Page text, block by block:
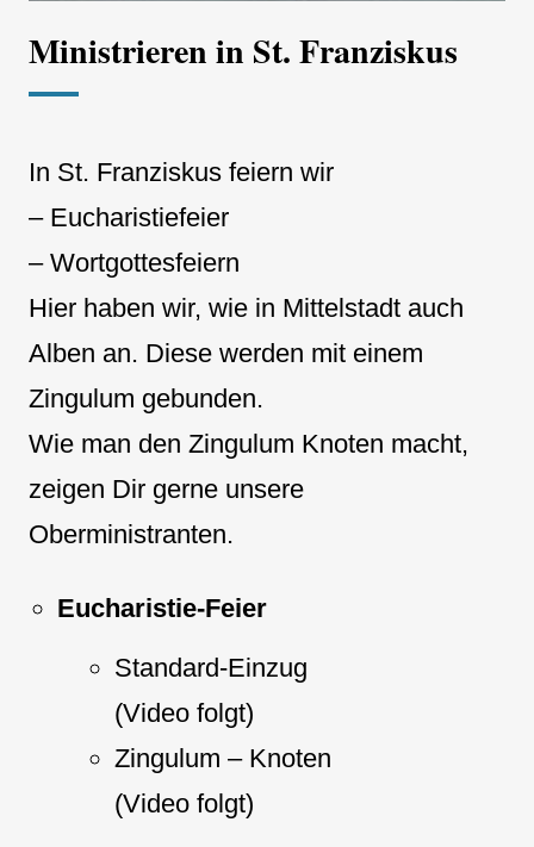
Ministrieren in St. Franziskus
In St. Franziskus feiern wir
– Eucharistiefeier
– Wortgottesfeiern
Hier haben wir, wie in Mittelstadt auch
Alben an. Diese werden mit einem
Zingulum gebunden.
Wie man den Zingulum Knoten macht,
zeigen Dir gerne unsere
Oberministranten.
Eucharistie-Feier
Standard-Einzug
(Video folgt)
Zingulum – Knoten
(Video folgt)